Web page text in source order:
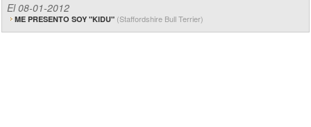
El 08-01-2012
ME PRESENTO SOY "KIDU" (Staffordshire Bull Terrier)